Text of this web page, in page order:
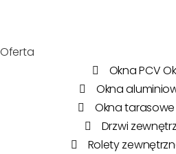
Oferta
Okna PCV
Okna
Okna
Drzwi
Rolety